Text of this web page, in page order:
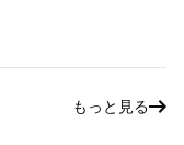
もっと見る